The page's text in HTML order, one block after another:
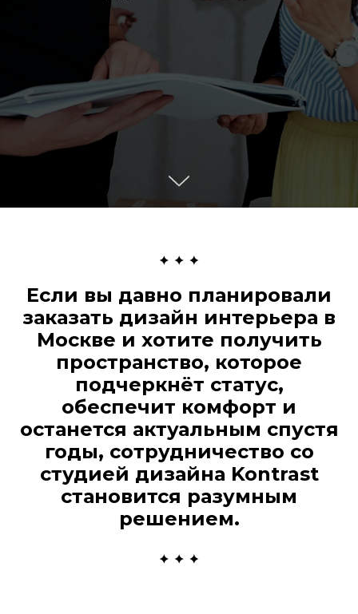
Если вы давно планировали
заказать дизайн интерьера в
Москве и хотите получить
пространство, которое
подчеркнёт статус,
обеспечит комфорт и
останется актуальным спустя
годы, сотрудничество со
студией дизайна Kontrast
становится разумным
решением.